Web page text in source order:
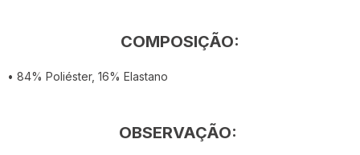
COMPOSIÇÃO:
• 84% Poliéster, 16% Elastano
OBSERVAÇÃO: